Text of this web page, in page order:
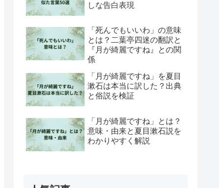
しな告白表現
「死んでもいいわ」の意味
とは？二葉亭四迷の翻訳と
『月が綺麗ですね』との関
係
「月が綺麗ですね」を夏目
漱石は本当に訳した？出典
と俗説を検証
「月が綺麗ですね」とは？
意味・由来と夏目漱石説を
わかりやすく解説